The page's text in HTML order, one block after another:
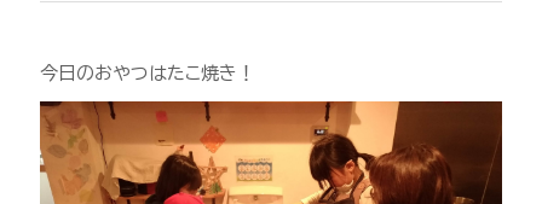
今日のおやつはたこ焼き！